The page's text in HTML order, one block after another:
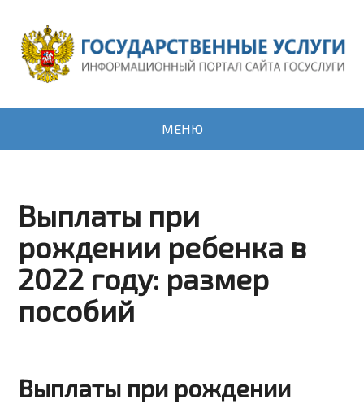
МЕНЮ
Выплаты при
рождении ребенка в
2022 году: размер
пособий
Выплаты при рождении